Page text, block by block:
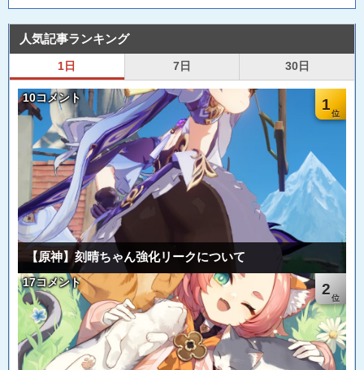
人気記事ランキング
1日 7日 30日
1
10コメント
【原神】刻晴ちゃん強化リークについて
2
17コメント